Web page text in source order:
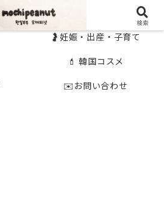
🤰妊娠・出産・子育て
💄 韓国コスメ
✉️お問い合わせ
検索